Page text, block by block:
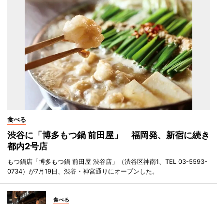
食べる
渋谷に「博多もつ鍋 前田屋」 福岡発、新宿に続き
都内2号店
もつ鍋店「博多もつ鍋 前田屋 渋谷店」（渋谷区神南1、TEL 03-5593-
0734）が7月19日、渋谷・神宮通りにオープンした。
食べる